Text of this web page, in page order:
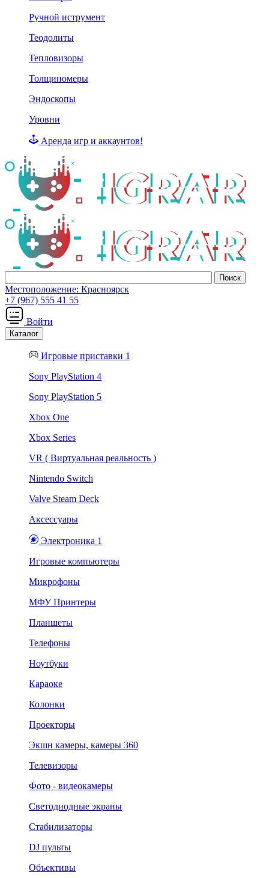
Ручной иструмент
Теодолиты
Тепловизоры
Толщиномеры
Эндоскопы
Уровни
Аренда игр и аккаунтов!
Местоположение: Красноярск
+7 (967) 555 41 55
Войти
Каталог
Игровые приставки 1
Sony PlayStation 4
Sony PlayStation 5
Xbox One
Xbox Series
VR ( Виртуальная реальность )
Nintendo Switch
Valve Steam Deck
Аксессуары
Электроника 1
Игровые компьютеры
Микрофоны
МФУ Принтеры
Планшеты
Телефоны
Ноутбуки
Караоке
Колонки
Проекторы
Экшн камеры, камеры 360
Телевизоры
Фото - видеокамеры
Светодиодные экраны
Стабилизаторы
DJ пульты
Объективы